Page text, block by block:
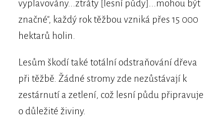
vyplavovány...ztráty [lesní půdy]...mohou být
značné", každý rok těžbou vzniká přes 15 000
hektarů holin.
Lesům škodí také totální odstraňování dřeva
při těžbě. Žádné stromy zde nezůstávají k
zestárnutí a zetlení, což lesní půdu připravuje
o důležité živiny.